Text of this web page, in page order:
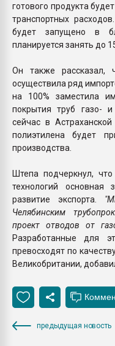
готового продукта
транспортных
будет запущено в
планируется занять до
Он также рассказал,
осуществила ряд
на 100% заместила
покрытия труб газо-
сейчас в
полиэтилена будет
производства.
Штепа подчеркнул,
технологий
развитие экспорта.
Челябинским
проект отводов от
Разработанные для
превосходят по
Великобритании,
предыдущая новость